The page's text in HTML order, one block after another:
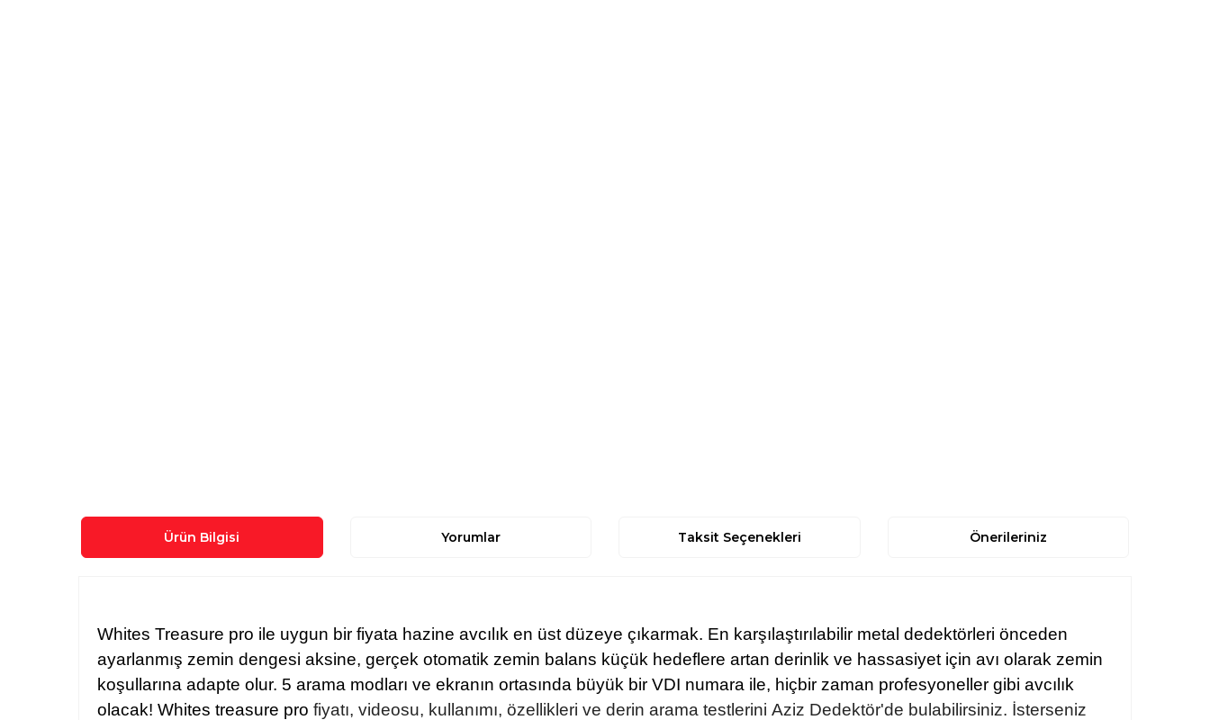
Ürün Bilgisi Yorumlar Taksit Seçenekleri Önerileriniz
Whites Treasure pro ile uygun bir fiyata hazine avcılık en üst düzeye çıkarmak. En karşılaştırılabilir metal dedektörleri önceden
ayarlanmış zemin dengesi aksine, gerçek otomatik zemin balans küçük hedeflere artan derinlik ve hassasiyet için avı olarak zemin
koşullarına adapte olur. 5 arama modları ve ekranın ortasında büyük bir VDI numara ile, hiçbir zaman profesyoneller gibi avcılık
olacak! Whites treasure pro fiyatı, videosu, kullanımı, özellikleri ve derin arama testlerini Aziz Dedektör'de bulabilirsiniz. İsterseniz